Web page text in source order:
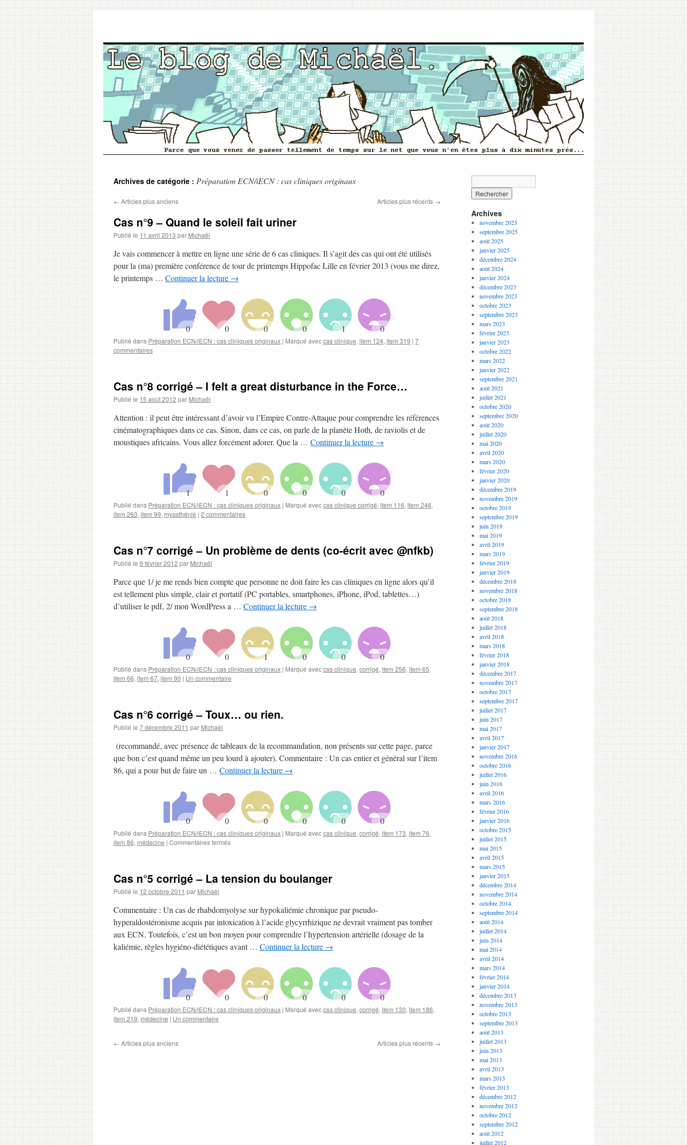
contenu
Archives de catégorie : Préparation ECN/iECN : cas cliniques originaux
← Articles plus anciens Articles plus récents →
Cas n°9 – Quand le soleil fait uriner
Publié le 11 avril 2013 par Michaël
Je vais commencer à mettre en ligne une série de 6 cas cliniques. Il s’agit des cas qui ont été utilisés
pour la (ma) première conférence de tour de printemps Hippofac Lille en février 2013 (vous me direz,
le printemps … Continuer la lecture →
Publié dans Préparation ECN/iECN : cas cliniques originaux | Marqué aveccas clinique, item 124, item 319 | 7
commentaires
Cas n°8 corrigé – I felt a great disturbance in the Force…
Publié le 15 août 2012 par Michaël
Attention : il peut être intéressant d’avoir vu l’Empire Contre-Attaque pour comprendre les références
cinématographiques dans ce cas. Sinon, dans ce cas, on parle de la planète Hoth, de raviolis et de
moustiques africains. Vous allez forcément adorer. Que la … Continuer la lecture →
Publié dans Préparation ECN/iECN : cas cliniques originaux | Marqué aveccas clinique corrigé, item 116, item 246,
item 263, item 99, myasthénie | 2 commentaires
Cas n°7 corrigé – Un problème de dents (co-écrit avec @nfkb)
Publié le 9 février 2012 par Michaël
Parce que 1/ je me rends bien compte que personne ne doit faire les cas cliniques en ligne alors qu’il
est tellement plus simple, clair et portatif (PC portables, smartphones, iPhone, iPod, tablettes…)
d’utiliser le pdf, 2/ mon WordPress a … Continuer la lecture →
Publié dans Préparation ECN/iECN : cas cliniques originaux | Marqué aveccas clinique, corrigé, item 256, item 65,
item 66, item 67, item 90 | Un commentaire
Cas n°6 corrigé – Toux… ou rien.
Publié le 7 décembre 2011 par Michaël
(recommandé, avec présence de tableaux de la recommandation, non présents sur cette page, parce
que bon c’est quand même un peu lourd à ajouter). Commentaire : Un cas entier et général sur l’item
86, qui a pour but de faire un … Continuer la lecture →
Publié dans Préparation ECN/iECN : cas cliniques originaux | Marqué aveccas clinique, corrigé, item 173, item 76,
item 86, médecine | Commentaires ferméssur
–
rien.
Cas n°5 corrigé – La tension du boulanger
Publié le 12 octobre 2011 par Michaël
Commentaire : Un cas de rhabdomyolyse sur hypokaliémie chronique par pseudo-
hyperaldostéronisme acquis par intoxication à l’acide glycyrrhizique ne devrait vraiment pas tomber
aux ECN. Toutefois, c’est un bon moyen pour comprendre l’hypertension artérielle (dosage de la
kaliémie, règles hygiéno-diététiques avant … Continuer la lecture →
Publié dans Préparation ECN/iECN : cas cliniques originaux | Marqué aveccas clinique, corrigé, item 130, item 186,
item 219, médecine | Un commentaire
← Articles plus anciens Articles plus récents →
Archives
novembre 2025
septembre 2025
août 2025
janvier 2025
décembre 2024
août 2024
janvier 2024
décembre 2023
novembre 2023
octobre 2023
septembre 2023
mars 2023
février 2023
janvier 2023
octobre 2022
mars 2022
janvier 2022
septembre 2021
août 2021
juillet 2021
octobre 2020
septembre 2020
août 2020
juillet 2020
mai 2020
avril 2020
mars 2020
février 2020
janvier 2020
décembre 2019
novembre 2019
octobre 2019
septembre 2019
juin 2019
mai 2019
avril 2019
mars 2019
février 2019
janvier 2019
décembre 2018
novembre 2018
octobre 2018
septembre 2018
août 2018
juillet 2018
avril 2018
mars 2018
février 2018
janvier 2018
décembre 2017
novembre 2017
octobre 2017
septembre 2017
juillet 2017
juin 2017
mai 2017
avril 2017
janvier 2017
novembre 2016
octobre 2016
juillet 2016
juin 2016
avril 2016
mars 2016
février 2016
janvier 2016
octobre 2015
juillet 2015
mai 2015
avril 2015
mars 2015
janvier 2015
décembre 2014
novembre 2014
octobre 2014
septembre 2014
août 2014
juillet 2014
juin 2014
mai 2014
avril 2014
mars 2014
février 2014
janvier 2014
décembre 2013
novembre 2013
octobre 2013
septembre 2013
août 2013
juillet 2013
juin 2013
mai 2013
avril 2013
mars 2013
février 2013
décembre 2012
novembre 2012
octobre 2012
septembre 2012
août 2012
juillet 2012